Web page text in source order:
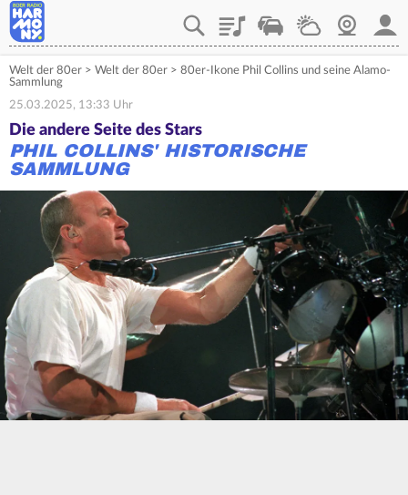
PlaylistVerkehrWetterWebcam
Welt der 80er > Welt der 80er > 80er-Ikone Phil Collins und seine Alamo-
Sammlung
25.03.2025, 13:33 Uhr
Die andere Seite des Stars
PHIL COLLINS' HISTORISCHE
SAMMLUNG